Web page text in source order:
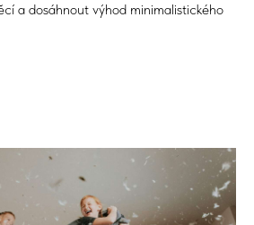
a dosáhnout výhod minimalistického